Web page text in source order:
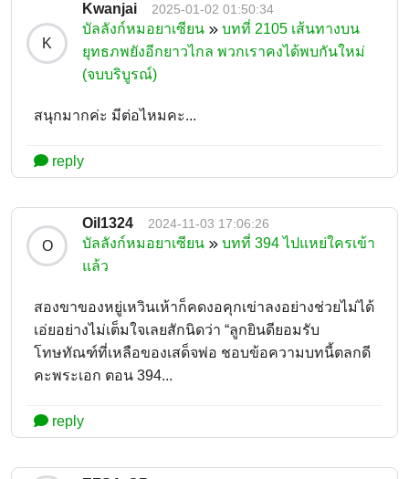
K
Kwanjai 2025-01-02 01:50:34
บัลลังก์หมอยาเซียน
บทที่ 2105 เส้นทางบน
ยุทธภพยังอีกยาวไกล พวกเราคงได้พบกันใหม่
(จบบริบูรณ์)
สนุกมากค่ะ มีต่อไหมคะ...
reply
O
Oil1324 2024-11-03 17:06:26
บัลลังก์หมอยาเซียน
บทที่ 394 ไปแหย่ใครเข้า
แล้ว
สองขาของหยู่เหวินเห้าก็คดงอคุกเข่าลงอย่างช่วยไม่ได้
เอ่ยอย่างไม่เต็มใจเลยสักนิดว่า “ลูกยินดียอมรับ
โทษทัณฑ์ที่เหลือของเสด็จพ่อ ชอบข้อความบทนี้ตลกดี
คะพระเอก ตอน 394...
reply